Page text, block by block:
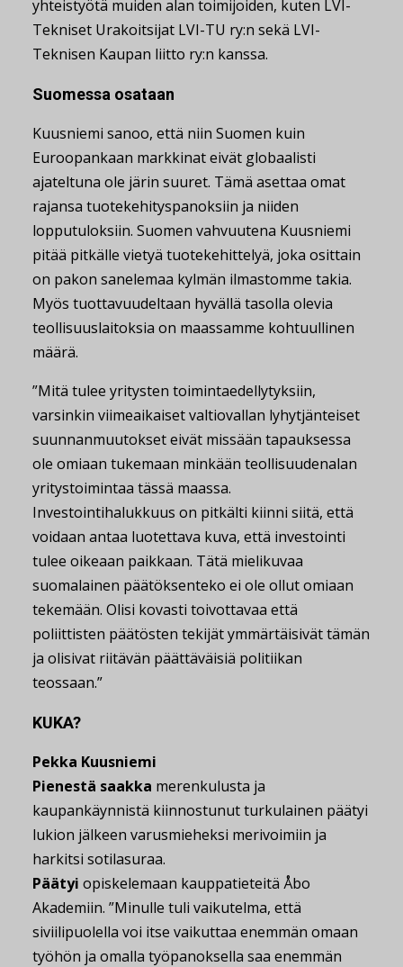
yhteistyötä muiden alan toimijoiden, kuten LVI-
Tekniset Urakoitsijat LVI-TU ry:n sekä LVI-
Teknisen Kaupan liitto ry:n kanssa.
Suomessa osataan
Kuusniemi sanoo, että niin Suomen kuin
Euroopankaan markkinat eivät globaalisti
ajateltuna ole järin suuret. Tämä asettaa omat
rajansa tuotekehityspanoksiin ja niiden
lopputuloksiin. Suomen vahvuutena Kuusniemi
pitää pitkälle vietyä tuotekehittelyä, joka osittain
on pakon sanelemaa kylmän ilmastomme takia.
Myös tuottavuudeltaan hyvällä tasolla olevia
teollisuuslaitoksia on maassamme kohtuullinen
määrä.
”Mitä tulee yritysten toimintaedellytyksiin,
varsinkin viimeaikaiset valtiovallan lyhytjänteiset
suunnanmuutokset eivät missään tapauksessa
ole omiaan tukemaan minkään teollisuudenalan
yritystoimintaa tässä maassa.
Investointihalukkuus on pitkälti kiinni siitä, että
voidaan antaa luotettava kuva, että investointi
tulee oikeaan paikkaan. Tätä mielikuvaa
suomalainen päätöksenteko ei ole ollut omiaan
tekemään. Olisi kovasti toivottavaa että
poliittisten päätösten tekijät ymmärtäisivät tämän
ja olisivat riitävän päättäväisiä politiikan
teossaan.”
KUKA?
Pekka Kuusniemi
Pienestä saakka merenkulusta ja
kaupankäynnistä kiinnostunut turkulainen päätyi
lukion jälkeen varusmieheksi merivoimiin ja
harkitsi sotilasuraa.
Päätyi opiskelemaan kauppatieteitä Åbo
Akademiin. ”Minulle tuli vaikutelma, että
siviilipuolella voi itse vaikuttaa enemmän omaan
työhön ja omalla työpanoksella saa enemmän